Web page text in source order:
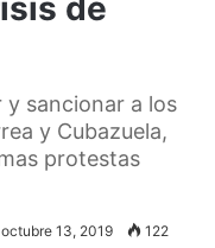
de
sancionar a los
y Cubazuela,
protestas
octubre 13, 2019 122